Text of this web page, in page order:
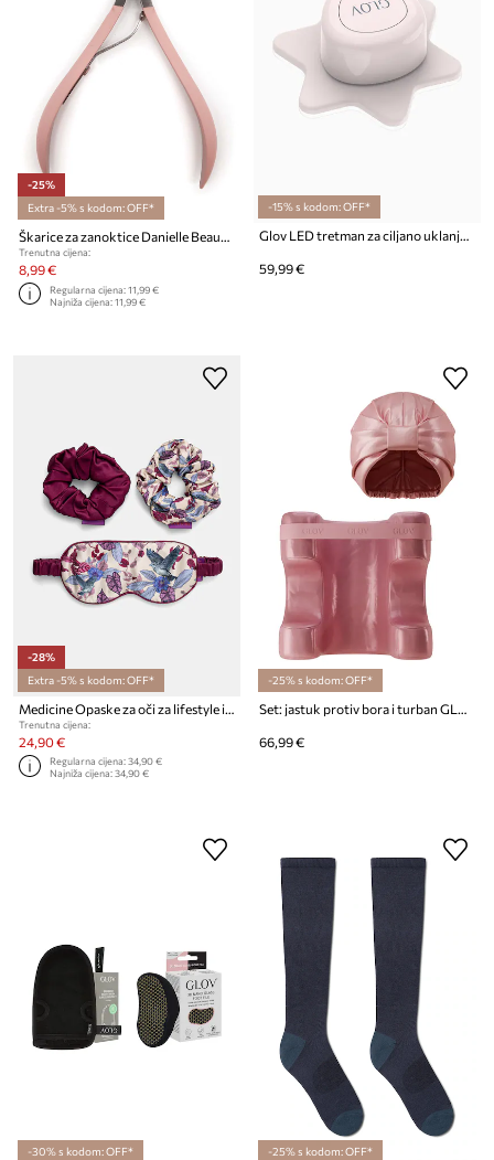
-25%
Extra -5% s kodom: OFF*
Škarice za zanoktice Danielle Beauty Cuticle Nipper
Trenutna cijena:
8,99 €
Regularna cijena:11,99 €
Najniža cijena:11,99 €
-15% s kodom: OFF*
59,99 €
-28%
Extra -5% s kodom: OFF*
Trenutna cijena:
24,90 €
Regularna cijena:34,90 €
Najniža cijena:34,90 €
-25% s kodom: OFF*
66,99 €
-30% s kodom: OFF* -25% s kodom: OFF*